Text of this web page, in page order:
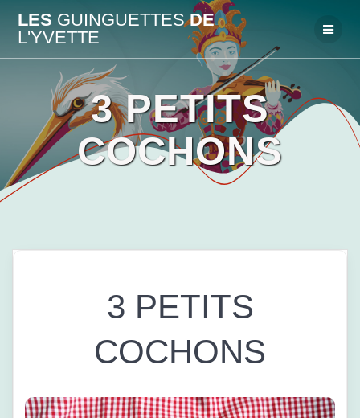
Passer
au
contenu
LES GUINGUETTESDE
L'YVETTE
3 PETITS
COCHONS
3 PETITS
COCHONS